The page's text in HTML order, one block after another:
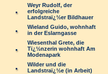
Weyr Rudolf, der
erfolgreiche
Landstraï¿½er Bildhauer
Wieland Guido, wohnhaft
in der Eslarngasse
Wiesenthal Grete, die
Tï¿½nzerin wohnhaft Am
Modenapark
Wilder und die
Landstraï¿½e (in Arbeit)